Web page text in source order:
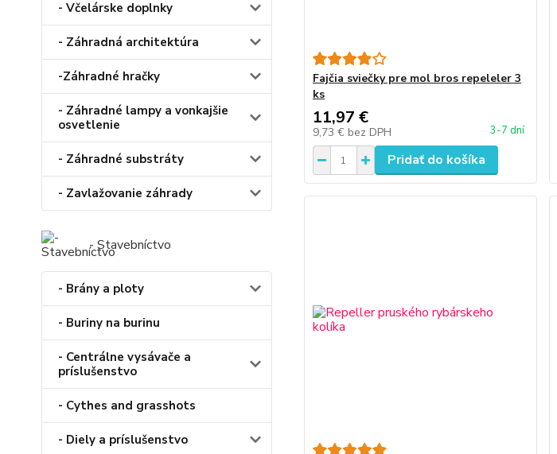
- Včelárske doplnky
- Záhradná architektúra
-Záhradné hračky
- Záhradné lampy a vonkajšie
osvetlenie
- Záhradné substráty
- Zavlažovanie záhrady
- Stavebníctvo
- Brány a ploty
- Buriny na burinu
- Centrálne vysávače a
príslušenstvo
- Cythes and grasshots
- Diely a príslušenstvo
Fajčia sviečky pre mol bros repeleler 3
ks
11,97 €
9,73 € bez DPH 3-7 dní
Pridať do košíka